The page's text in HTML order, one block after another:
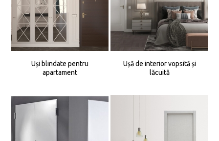
Uși blindate pentru
apartament
Ușă de interior vopsită și
lăcuită